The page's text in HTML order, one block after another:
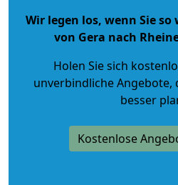
Wir legen los, wenn Sie
von Gera nach
Holen Sie sich
unverbindliche Angebote,
besser
Kostenlose